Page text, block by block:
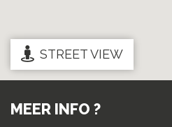
STREET VIEW
MEER INFO ?